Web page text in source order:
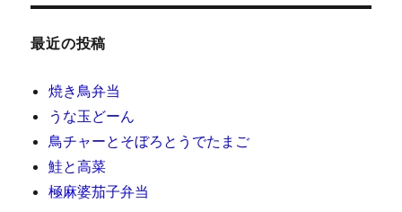
最近の投稿
焼き鳥弁当
うな玉どーん
鳥チャーとそぼろとうでたまご
鮭と高菜
極麻婆茄子弁当